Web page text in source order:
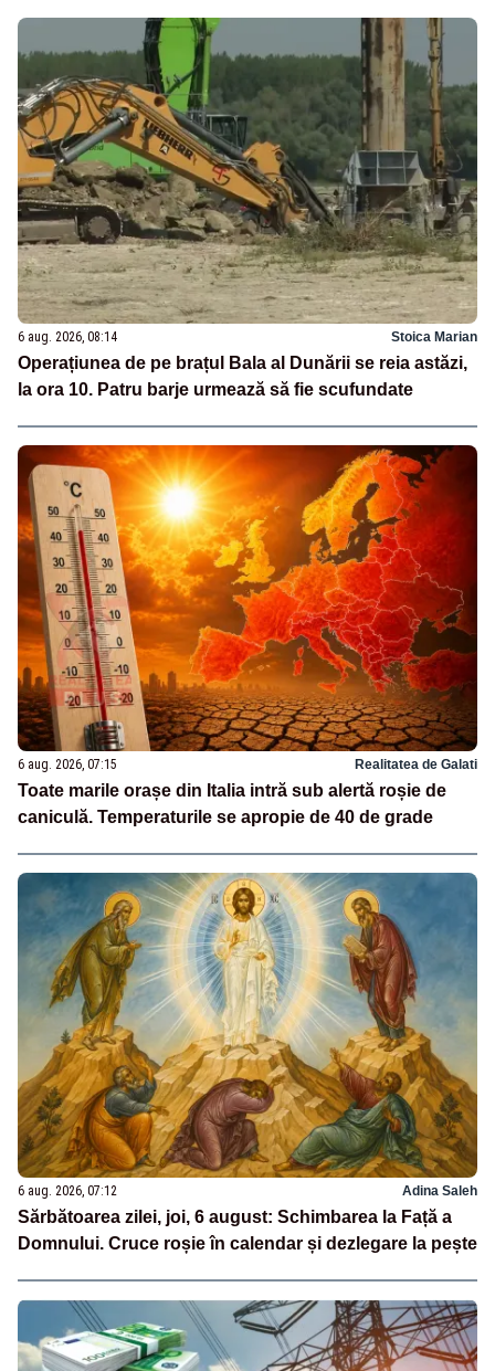
6 aug. 2026, 08:14 Stoica Marian
Operațiunea de pe brațul Bala al Dunării se reia astăzi,
la ora 10. Patru barje urmează să fie scufundate
6 aug. 2026, 07:15 Realitatea de Galati
Toate marile orașe din Italia intră sub alertă roșie de
caniculă. Temperaturile se apropie de 40 de grade
6 aug. 2026, 07:12 Adina Saleh
Sărbătoarea zilei, joi, 6 august: Schimbarea la Față a
Domnului. Cruce roșie în calendar și dezlegare la pește